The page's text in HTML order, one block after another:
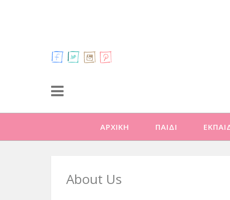
ΑΡΧΙΚΗ ΠΑΙΔΙ
About Us